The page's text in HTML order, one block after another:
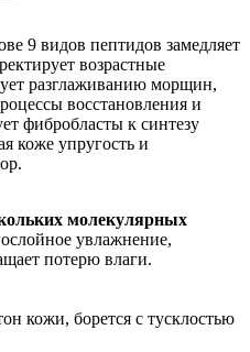
9 видов пептидов замедляет
возрастные
разглаживанию морщин,
восстановления и
фибробласты к синтезу
коже упругость и
молекулярных
увлажнение,
потерю влаги.
кожи, борется с тусклостью